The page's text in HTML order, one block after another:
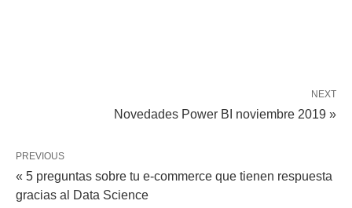
NEXT
Novedades Power BI noviembre 2019 »
PREVIOUS
« 5 preguntas sobre tu e-commerce que tienen respuesta
gracias al Data Science